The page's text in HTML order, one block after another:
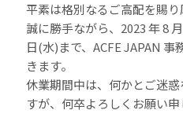
平素は格別なるご高配を賜り
誠に勝手ながら、2023 年 8
日(水)まで、ACFE JAPAN
きます。
休業期間中は、何かとご迷
すが、何卒よろしくお願い申